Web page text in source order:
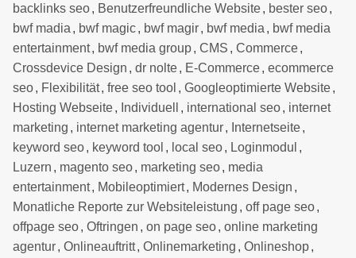
backlinks seo, Benutzerfreundliche Website, bester seo,
bwf madia , bwf magic, bwf magir, bwf media , bwf media
entertainment, bwf media group, CMS , Commerce,
Crossdevice Design , dr nolte, E-Commerce, ecommerce
seo, Flexibilität, free seo tool , Googleoptimierte Website,
Hosting Webseite, Individuell , international seo, internet
marketing , internet marketing agentur, Internetseite,
keyword seo, keyword tool , local seo, Loginmodul ,
Luzern , magento seo, marketing seo, media
entertainment, Mobileoptimiert, Modernes Design ,
Monatliche Reporte zur Websiteleistung , off page seo,
offpage seo, Oftringen , on page seo, online marketing
agentur, Onlineauftritt, Onlinemarketing , Onlineshop,